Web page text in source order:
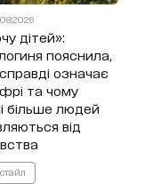
дітей»:
пояснила,
означає
та чому
більше людей
від